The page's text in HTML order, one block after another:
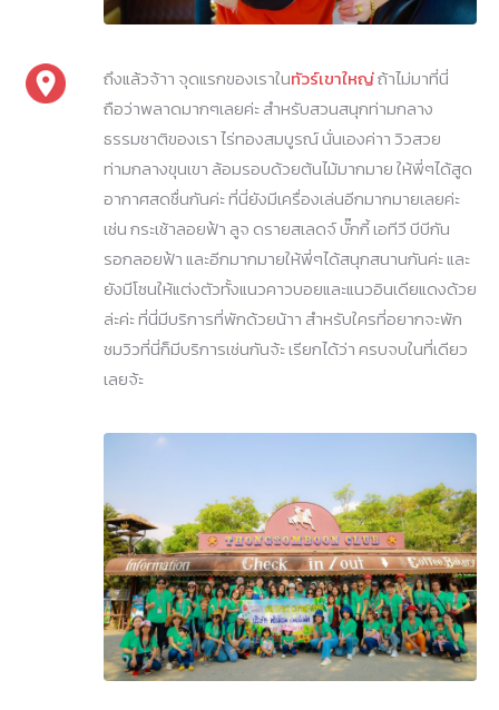
ถึงแล้วจ้าา จุดแรกของเราในทัวร์เขาใหญ่ถ้าไม่มาที่นี่
ถือว่าพลาดมากๆเลยค่ะ สำหรับสวนสนุกท่ามกลาง
ธรรมชาติของเรา ไร่ทองสมบูรณ์ นั่นเองค่าา วิวสวย
ท่ามกลางขุนเขา ล้อมรอบด้วยต้นไม้มากมาย ให้พี่ๆได้สูด
อากาศสดชื่นกันค่ะ ที่นี่ยังมีเครื่องเล่นอีกมากมายเลยค่ะ
เช่น กระเช้าลอยฟ้า ลูจ ดรายสเลดจ์ บั๊กกี้ เอทีวี บีบีกัน
รอกลอยฟ้า และอีกมากมายให้พี่ๆได้สนุกสนานกันค่ะ และ
ยังมีโซนให้แต่งตัวทั้งแนวคาวบอยและแนวอินเดียแดงด้วย
ล่ะค่ะ ที่นี่มีบริการที่พักด้วยน้าา สำหรับใครที่อยากจะพัก
ชมวิวที่นี่ก็มีบริการเช่นกันจ้ะ เรียกได้ว่า ครบจบในที่เดียว
เลยจ้ะ